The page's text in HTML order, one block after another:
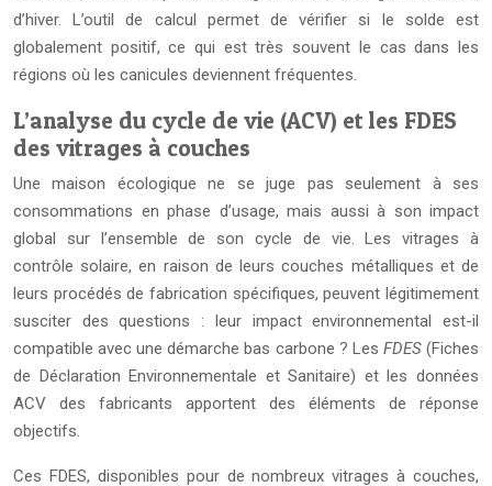
d’hiver. L’outil de calcul permet de vérifier si le solde est
globalement positif, ce qui est très souvent le cas dans les
régions où les canicules deviennent fréquentes.
L’analyse du cycle de vie (ACV) et les FDES
des vitrages à couches
Une maison écologique ne se juge pas seulement à ses
consommations en phase d’usage, mais aussi à son impact
global sur l’ensemble de son cycle de vie. Les vitrages à
contrôle solaire, en raison de leurs couches métalliques et de
leurs procédés de fabrication spécifiques, peuvent légitimement
susciter des questions : leur impact environnemental est-il
compatible avec une démarche bas carbone ? Les FDES(Fiches
de Déclaration Environnementale et Sanitaire) et les données
ACV des fabricants apportent des éléments de réponse
objectifs.
Ces FDES, disponibles pour de nombreux vitrages à couches,